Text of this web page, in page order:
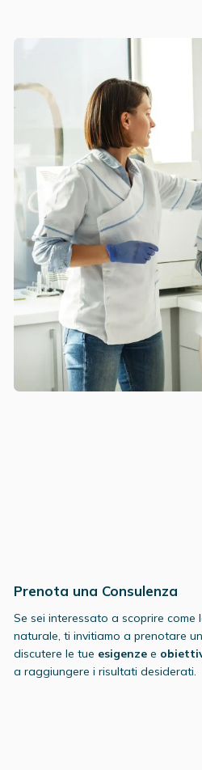
Prenota una Consulenza
Se sei interessato a scoprire come
naturale, ti invitiamo a prenotare
discutere le tue esigenze e
a raggiungere i risultati desiderati.